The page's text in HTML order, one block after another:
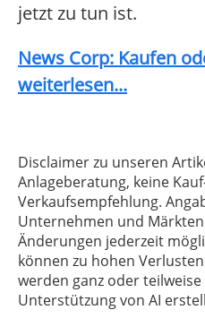
jetzt zu tun ist.
News Corp: Kaufen
weiterlesen...
Disclaimer zu unseren
Anlageberatung, keine
Verkaufsempfehlung.
Unternehmen und
Änderungen jederzeit
können zu hohen
werden ganz oder
Unterstützung von AI